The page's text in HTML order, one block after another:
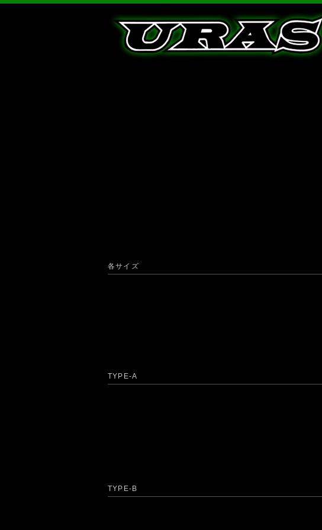
各サイズ
TYPE-A
TYPE-B